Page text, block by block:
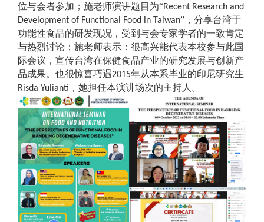
位与会者参加；施老师演讲题目为“Recent Research and
Development of Functional Food in Taiwan”，分享台湾于
功能性食品的研发现况，受到与会专家学者的一致肯定
与热烈讨论；施老师表示：很高兴能代表本校参与此国
际会议，宣传台湾在保健食品产业的研究发展与创新产
品成果。也很惊喜巧遇2015年从本系毕业的印尼研究生
Risda Yulianti ，她担任本演讲场次的主持人。